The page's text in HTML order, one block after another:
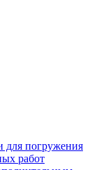
для погружения
работ